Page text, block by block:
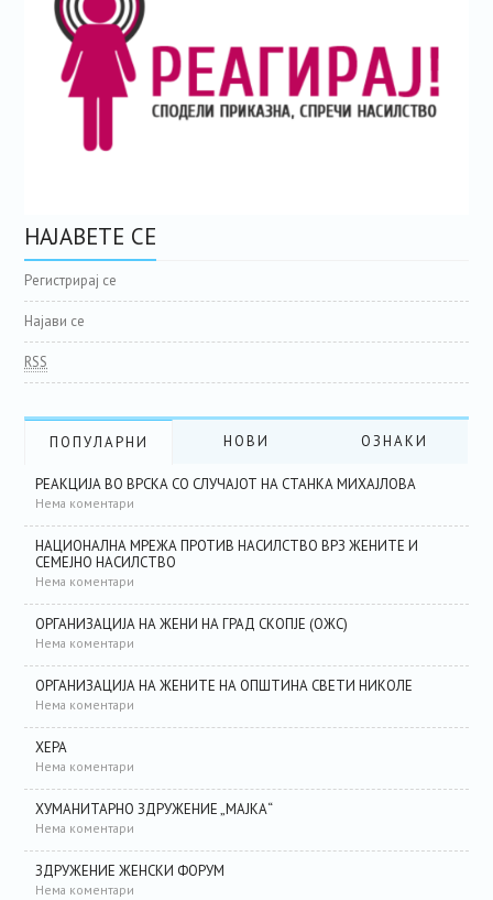
НАЈАВЕТЕ СЕ
Регистрирај се
Најави се
RSS
ПОПУЛАРНИ НОВИ ОЗНАКИ
РЕАКЦИЈА ВО ВРСКА СО СЛУЧАЈОТ НА СТАНКА МИХАЈЛОВА
Нема коментари
НАЦИОНАЛНА МРЕЖА ПРОТИВ НАСИЛСТВО ВРЗ ЖЕНИТЕ И
СЕМЕЈНО НАСИЛСТВО
Нема коментари
ОРГАНИЗАЦИЈА НА ЖЕНИ НА ГРАД СКОПЈЕ (ОЖС)
Нема коментари
ОРГАНИЗАЦИЈА НА ЖЕНИТЕ НА ОПШТИНА СВЕТИ НИКОЛЕ
Нема коментари
ХЕРА
Нема коментари
ХУМАНИТАРНО ЗДРУЖЕНИЕ „МАЈКА“
Нема коментари
ЗДРУЖЕНИЕ ЖЕНСКИ ФОРУМ
Нема коментари